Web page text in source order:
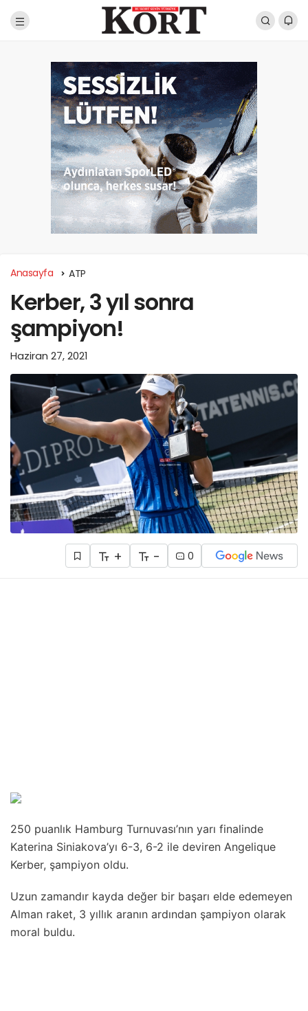
Anasayfa ATP
Kerber, 3 yıl sonra
şampiyon!
Haziran 27, 2021
+ - 0
250 puanlık Hamburg Turnuvası’nın yarı finalinde
Katerina Siniakova’yı 6-3, 6-2 ile deviren Angelique
Kerber, şampiyon oldu.
Uzun zamandır kayda değer bir başarı elde edemeyen
Alman raket, 3 yıllık aranın ardından şampiyon olarak
moral buldu.